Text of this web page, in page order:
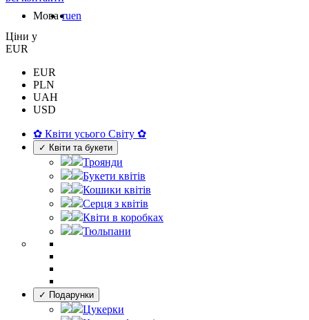
Мова ruen
Цiни у
EUR
EUR
PLN
UAH
USD
✿ Квіти усього Світу ✿
✓ Квіти та букети
Троянди
Букети квітів
Кошики квітів
Серця з квітів
Квіти в коробках
Тюльпани
✓ Подарунки
Цукерки